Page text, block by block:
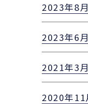
2023年8月
2023年6月
2021年3月
2020年11